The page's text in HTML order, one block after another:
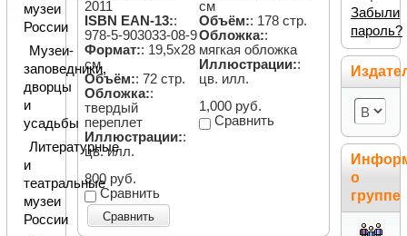
2011
ISBN EAN-13::
978-5-903033-08-9
Формат:: 19,5х28
см
Объём:: 72 стр.
Обложка::
твердый
переплет
Иллюстрации::
цв. илл.
800 руб.
Сравнить
см
Объём:: 178 стр.
Обложка::
мягкая обложка
Иллюстрации::
цв. илл.
1,000 руб.
Сравнить
Сравнить
музеи
России
Музеи-
заповедники,
дворцы
и
усадьбы
Литературные
и
театральные
музеи
России
Забыли
пароль?
о
группе